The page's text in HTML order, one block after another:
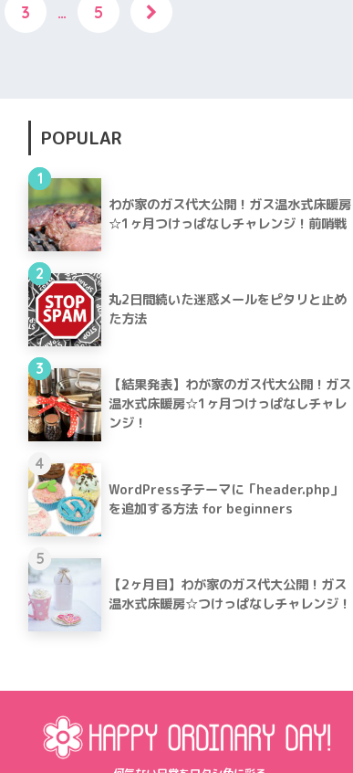
3 … 5
POPULAR
1
わが家のガス代大公開！ガス温水式床暖房
☆1ヶ月つけっぱなしチャレンジ！前哨戦
2
丸2日間続いた迷惑メールをピタリと止め
た方法
3
【結果発表】わが家のガス代大公開！ガス
温水式床暖房☆1ヶ月つけっぱなしチャレ
ンジ！
4
WordPress子テーマに「header.php」
を追加する方法 for beginners
5
【2ヶ月目】わが家のガス代大公開！ガス
温水式床暖房☆つけっぱなしチャレンジ！